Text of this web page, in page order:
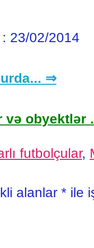
23/02/2014
⇒
və obyektlər
futbolçular,
alanlar * ile